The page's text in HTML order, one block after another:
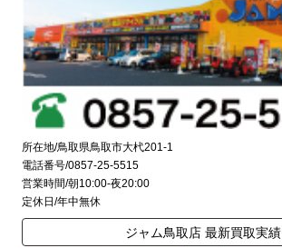
所在地/鳥取県鳥取市大杙201-1
電話番号/0857-25-5515
営業時間/朝10:00-夜20:00
定休日/年中無休
ジャム鳥取店 最新買取実績